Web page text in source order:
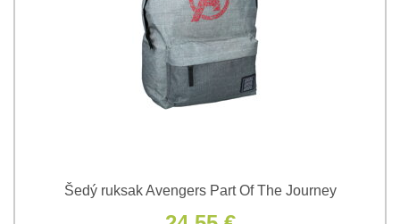
Šedý ruksak Avengers Part Of The Journey